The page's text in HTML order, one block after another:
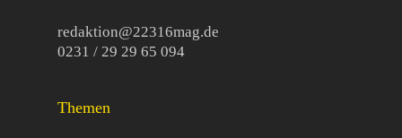
redaktion@22316mag.de
0231 / 29 29 65 094
Themen